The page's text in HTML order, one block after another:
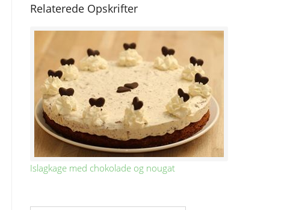
Relaterede Opskrifter
Islagkage med chokolade og nougat